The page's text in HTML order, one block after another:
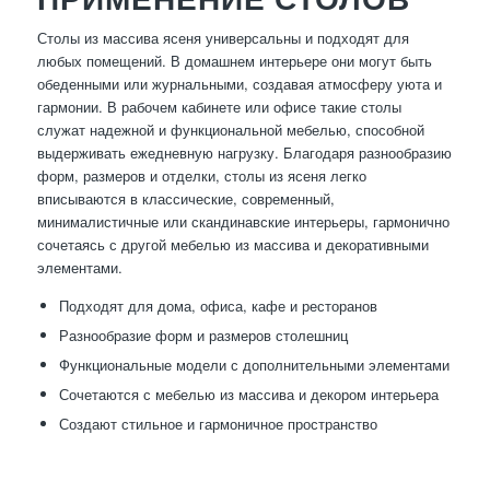
Столы из массива ясеня универсальны и подходят для
любых помещений. В домашнем интерьере они могут быть
обеденными или журнальными, создавая атмосферу уюта и
гармонии. В рабочем кабинете или офисе такие столы
служат надежной и функциональной мебелью, способной
выдерживать ежедневную нагрузку. Благодаря разнообразию
форм, размеров и отделки, столы из ясеня легко
вписываются в классические, современный,
минималистичные или скандинавские интерьеры, гармонично
сочетаясь с другой мебелью из массива и декоративными
элементами.
Подходят для дома, офиса, кафе и ресторанов
Разнообразие форм и размеров столешниц
Функциональные модели с дополнительными элементами
Сочетаются с мебелью из массива и декором интерьера
Создают стильное и гармоничное пространство